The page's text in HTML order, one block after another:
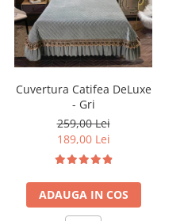
Cuvertura Catifea DeLuxe
- Gri
259,00 Lei
189,00 Lei
ADAUGA IN COS